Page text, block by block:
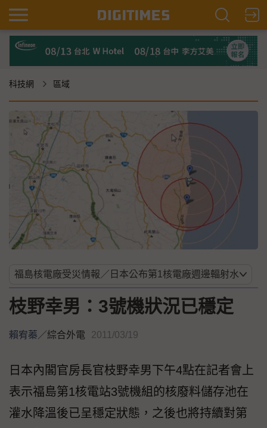
科技網 區域
枝野幸男：3號機狀況已穩定
賴宥蓁 ／綜合外電 2011/03/19
日本內閣官房長官枝野幸男下午4點在記者會上
表示福島第1核電站3號機組的核廢料儲存池在
灌水降溫後已呈穩定狀態，之後也將持續對第